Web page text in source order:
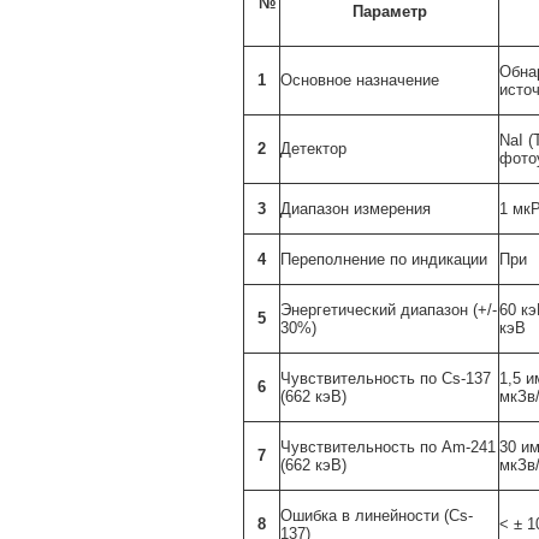
Параметр
1 Основное назначение
2 Детектор
NaI
3 Диапазон измерения 1
4 Переполнение по индикации При
5
Энергетический диапазон (+/-
30%)
60
кэВ
6
Чувствительность по Cs-137
(662 кэВ)
1,5
7
Чувствительность по Am-241
(662 кэВ)
30
8
Ошибка в линейности (Cs-
137)
< ±